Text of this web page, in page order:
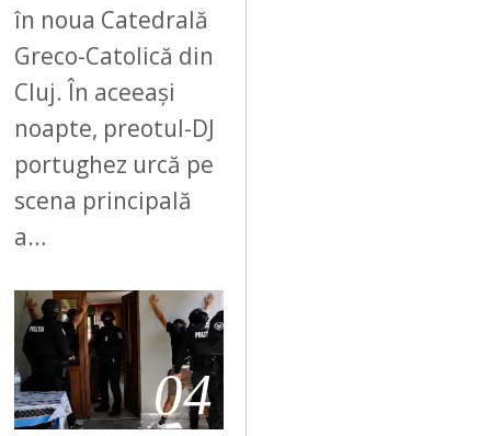
în noua Catedrală
Greco-Catolică din
Cluj. În aceeași
noapte, preotul-DJ
portughez urcă pe
scena principală
a…
04